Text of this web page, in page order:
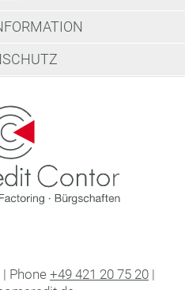
Phone +49 421 20 75 20 |